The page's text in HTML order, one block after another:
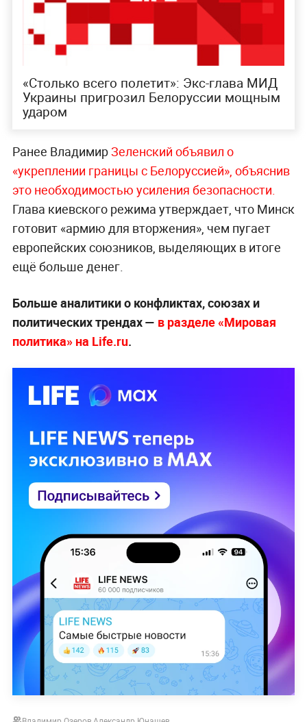
«Столько всего полетит»: Экс-глава МИД
Украины пригрозил Белоруссии мощным
ударом
Ранее ВладимирЗеленский объявил о
«укреплении границы с Белоруссией», объяснив
это необходимостью усиления безопасности.
Глава киевского режима утверждает, что Минск
готовит «армию для вторжения», чем пугает
европейских союзников, выделяющих в итоге
ещё больше денег.
Больше аналитики о конфликтах, союзах и
политических трендах — в разделе «Мировая
политика» на Life.ru.